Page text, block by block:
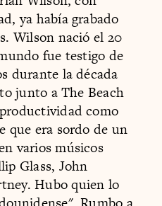
ya había grabado
Wilson nació el 20
fue testigo de
durante la década
junto a The Beach
como
que era sordo de un
varios músicos
Glass, John
Hubo quien lo